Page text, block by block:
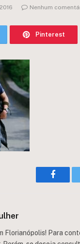
Nenhum
Pinterest
Florianópolis! Para